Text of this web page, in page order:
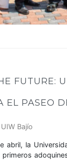
FUTURE:
EL PASEO
Bajío
abril, la